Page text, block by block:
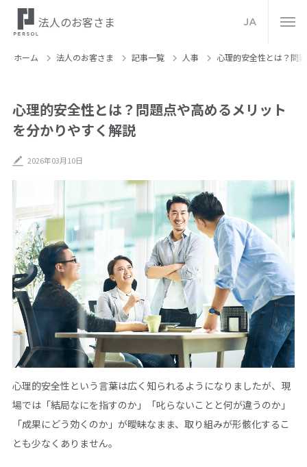
法人のお客さま JA
ホーム 法人のお客さま 記事⼀覧 人事 心理的安全性とは？問
心理的安全性とは？問題点や高めるメリット
を分かりやすく解説
2026年03月10日
心理的安全性という言葉は広く知られるようになりましたが、現
場では「結局なにを指すのか」「叱らないことと何が違うのか」
「成果にどう効くのか」が曖昧なまま、取り組みが形骸化するこ
とも少なくありません。